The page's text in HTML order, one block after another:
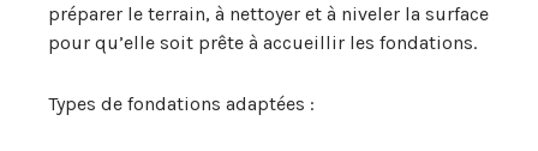
préparer le terrain, à nettoyer et à niveler la surface
pour qu’elle soit prête à accueillir les fondations.
Types de fondations adaptées :